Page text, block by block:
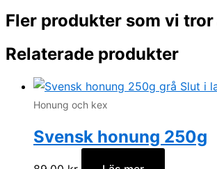
Fler produkter som vi
Relaterade produkter
Slut i
Honung och kex
Svensk honung 250g